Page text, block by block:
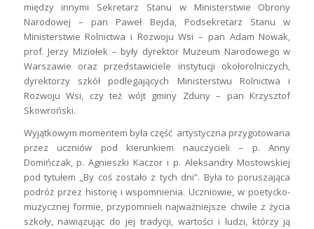
między innymi Sekretarz Stanu w Ministerstwie Obrony
Narodowej – pan Paweł Bejda, Podsekretarz Stanu w
Ministerstwie Rolnictwa i Rozwoju Wsi – pan Adam Nowak,
prof. Jerzy Miziołek – były dyrektor Muzeum Narodowego w
Warszawie oraz przedstawiciele instytucji okołorolniczych,
dyrektorzy szkół podlegających Ministerstwu Rolnictwa i
Rozwoju Wsi, czy też wójt gminy Zduny – pan Krzysztof
Skowroński.
Wyjątkowym momentem była część artystyczna przygotowana
przez uczniów pod kierunkiem nauczycieli – p. Anny
Domińczak, p. Agnieszki Kaczor i p. Aleksandry Mostowskiej
pod tytułem ,,By coś zostało z tych dni”. Była to poruszająca
podróż przez historię i wspomnienia. Uczniowie, w poetycko-
muzycznej formie, przypomnieli najważniejsze chwile z życia
szkoły, nawiązując do jej tradycji, wartości i ludzi, którzy ją